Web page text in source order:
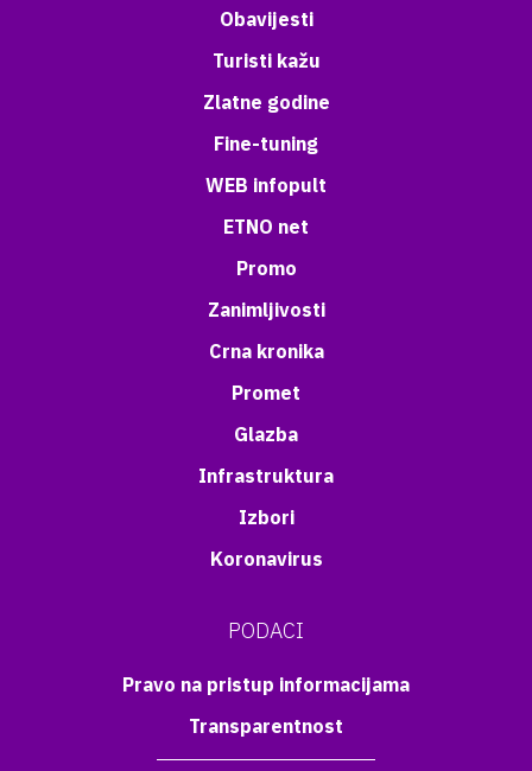
Obavijesti
Turisti kažu
Zlatne godine
Fine-tuning
WEB infopult
ETNO net
Promo
Zanimljivosti
Crna kronika
Promet
Glazba
Infrastruktura
Izbori
Koronavirus
PODACI
Pravo na pristup informacijama
Transparentnost